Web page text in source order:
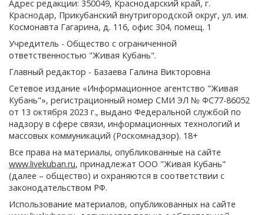
Адрес редакции: 350049, Краснодарский край, г.
Краснодар, Прикубанский внутригородской округ, ул. им.
Космонавта Гагарина, д. 116, офис 304, помещ. 1
Учредитель - Общество с ограниченной
ответственностью "Живая Кубань".
Главный редактор - Базаева Галина Викторовна
Сетевое издание «Информационное агентство "Живая
Кубань"», регистрационный номер СМИ ЭЛ № ФС77-86052
от 13 октября 2023 г., выдано Федеральной службой по
надзору в сфере связи, информационных технологий и
массовых коммуникаций (Роскомнадзор). 18+
Все права на материалы, опубликованные на сайте
www.livekuban.ru, принадлежат ООО "Живая Кубань"
(далее – общество) и охраняются в соответствии с
законодательством РФ.
Использование материалов, опубликованных на сайте